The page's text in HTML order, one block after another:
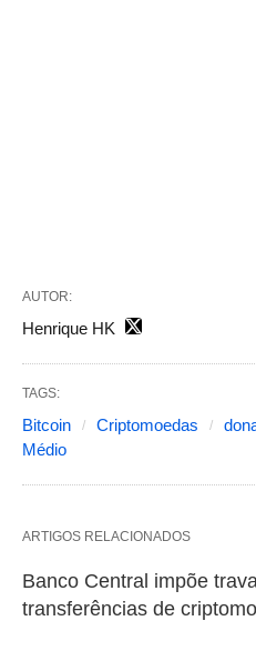
AUTOR:
Henrique HK
TAGS:
Bitcoin Criptomoedas
Médio
ARTIGOS RELACIONADOS
Banco Central impõe
transferências de